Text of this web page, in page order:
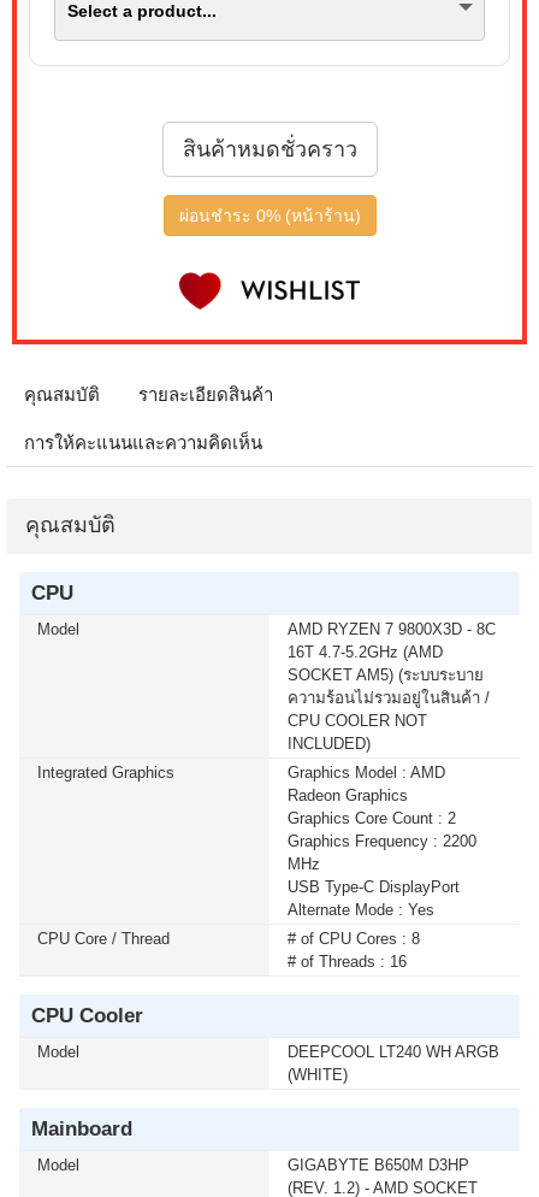
บาท เหลือเพียง 2,900 บาท MONITOR 24.5 GIGABYTE
IPS GS25F2A SPEAKERS 240Hz (1 เซ็ต ต่อ 1 จอ)
สนใจโปรโมชั่นนี้ ติดต่อ 02-017-4444
เมื่อซื้อพร้อมคอมเซ็ต ลดทันที 4,000 บาท จากปกติ 9,900
บาท เหลือเพียง 5,900 บาท MONITOR 32 SAMSUNG
IPS G5 G50F LS32FG502EEXXT 2K 180Hz G-SYNC-
COM (1 เซ็ต ต่อ 1 จอ) สนใจโปรโมชั่นนี้ ติดต่อ 02-017-
เมื่อซื้อพร้อมคอมเซ็ต ลดทันที 50 บาท จากปกติ 740 บาท
เหลือเพียง 690 บาท KEYBOARD+MOUSE LOGITECH
โปรโมชั่นนี้ ติดต่อ 02-017-4444
บาท เหลือเพียง 3,690 บาท MICROSOFT WINDOWS 11
เมื่อซื้อพร้อมคอมเซ็ต ลดทันที 750 บาท จากปกติ 5,990
บาท เหลือเพียง 5,240 บาท UPS SYNDOME (ECO II-
2200-LCD) 2000VA/1200WATT(1 เซ็ต ต่อ 1 อัน) สนใจ
โปรโมชั่นนี้ ติดต่อ 02-017-4444
เมื่อซื้อพร้อมคอมเซ็ต ลดทันที 740 บาท จากปกติ 6,990
บาท เหลือเพียง 6,250 บาท UPS SYNDOME (ATOM-
2000) 2000VA/1200WATT (1 เซ็ต ต่อ 1 อัน) สนใจโปรโม
เมื่อซื้อพร้อมคอมเซ็ต ลดทันที 160 บาท จากปกติ 1,690
บาท เหลือเพียง 1,530 บาท UPS SYNDOME (ATOM-850-
นี้ ติดต่อ 02-017-4444
เมื่อซื้อพร้อมคอมเซ็ต ลดทันที 430 บาท จากปกติ 2,590
โมชั่นนี้ ติดต่อ 02-017-4444
Select a product...
สินค้าหมดชั่วคราว
ผ่อนชำระ 0% (หน้าร้าน)
คุณสมบัติ รายละเอียดสินค้า
การให้คะแนนและความคิดเห็น
คุณสมบัติ
CPU
Model
AMD RYZEN 7 9800X3D - 8C
16T 4.7-5.2GHz (AMD
SOCKET AM5) (ระบบระบาย
ความร้อนไม่รวมอยู่ในสินค้า /
CPU COOLER NOT
INCLUDED)
Integrated Graphics
Graphics Model : AMD
Radeon Graphics
Graphics Core Count : 2
Graphics Frequency : 2200
MHz
USB Type-C DisplayPort
Alternate Mode : Yes
CPU Core / Thread
# of CPU Cores : 8
# of Threads : 16
CPU Cooler
Model
DEEPCOOL LT240 WH ARGB
(WHITE)
Mainboard
Model
GIGABYTE B650M D3HP
(REV. 1.2) - AMD SOCKET